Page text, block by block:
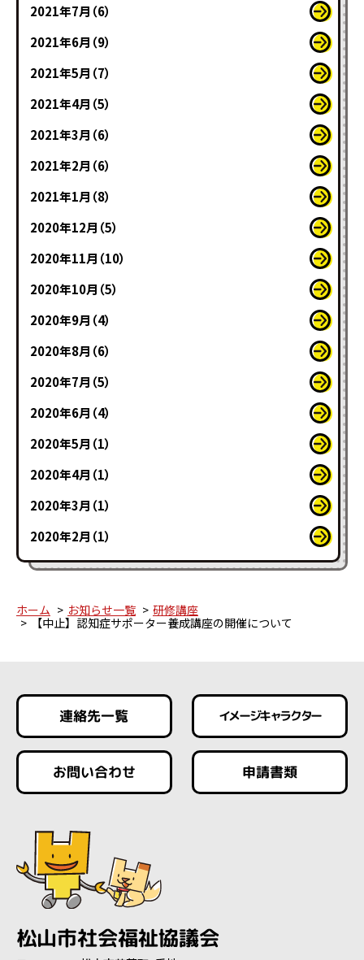
2021年7月（6）
2021年6月（9）
2021年5月（7）
2021年4月（5）
2021年3月（6）
2021年2月（6）
2021年1月（8）
2020年12月（5）
2020年11月（10）
2020年10月（5）
2020年9月（4）
2020年8月（6）
2020年7月（5）
2020年6月（4）
2020年5月（1）
2020年4月（1）
2020年3月（1）
2020年2月（1）
ホーム お知らせ一覧
研修講座
【中止】認知症サポーター養成講座の開催について
連絡先一覧 イメージキャラクター
お問い合わせ 申請書類
松山市社会福祉協議会